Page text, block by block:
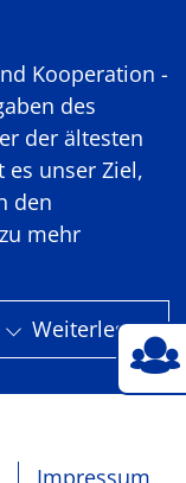
Kooperation -
des
der ältesten
es unser Ziel,
den
mehr
Weiterlesen